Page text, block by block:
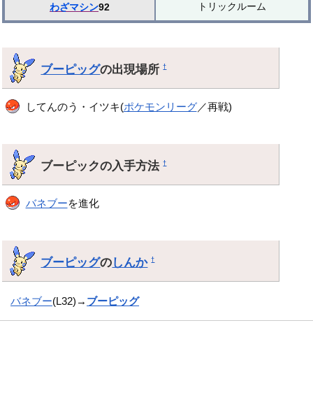
わざマシン92 トリックルーム
ブーピッグの出現場所†
してんのう・イツキ(ポケモンリーグ／再戦)
ブーピックの入手方法†
バネブーを進化
ブーピッグのしんか †
バネブー(L32)→ ブーピッグ